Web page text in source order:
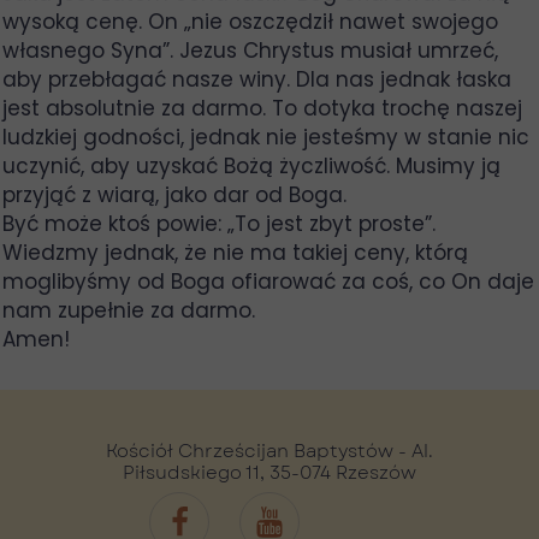
Kościół Chrześcijan Baptystów - Al.
Piłsudskiego 11, 35-074 Rzeszów
wysoką cenę. On „nie oszczędził nawet swojego
własnego Syna”. Jezus Chrystus musiał umrzeć,
aby przebłagać nasze winy. Dla nas jednak łaska
jest absolutnie za darmo. To dotyka trochę naszej
ludzkiej godności, jednak nie jesteśmy w stanie nic
uczynić, aby uzyskać Bożą życzliwość. Musimy ją
przyjąć z wiarą, jako dar od Boga.
Być może ktoś powie: „To jest zbyt proste”.
Wiedzmy jednak, że nie ma takiej ceny, którą
moglibyśmy od Boga ofiarować za coś, co On daje
nam zupełnie za darmo.
Amen!